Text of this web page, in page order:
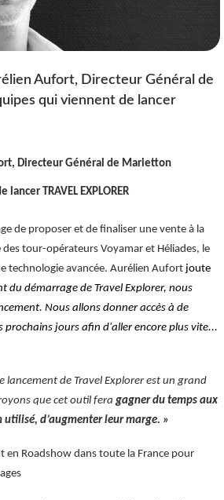
Aufort, Directeur Général de
qui viennent de lancer
Directeur Général de Marietton
TRAVEL EXPLORER
de proposer et de finaliser une vente à la
tour-opérateurs Voyamar et Héliades, le
technologie avancée. Aurélien Aufort joute
du démarrage de Travel Explorer, nous
Nous allons donner accès à de
jours afin d'aller encore plus vite...
lancement de Travel Explorer est un grand
que cet outil fera gagner du temps aux
d’augmenter leur marge. »
en Roadshow dans toute la France pour